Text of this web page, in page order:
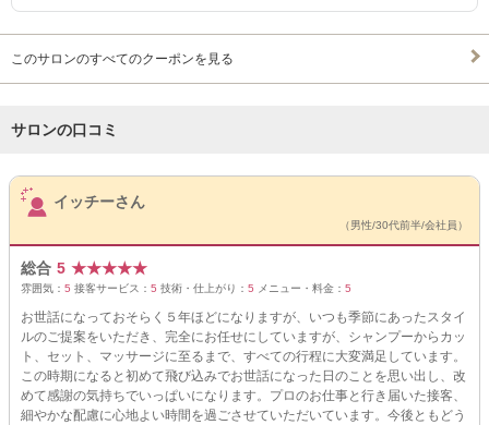
このサロンのすべてのクーポンを見る
サロンの口コミ
サロンPick Up
イッチーさん
（男性/30代前半/会社員）
総合 5 ★★★★★
雰囲気： 5 接客サービス： 5 技術・仕上がり： 5 メニュー・料金： 5
お世話になっておそらく５年ほどになりますが、いつも季節にあったスタイ
ルのご提案をいただき、完全にお任せにしていますが、シャンプーからカッ
ト、セット、マッサージに至るまで、すべての行程に大変満足しています。
この時期になると初めて飛び込みでお世話になった日のことを思い出し、改
めて感謝の気持ちでいっぱいになります。プロのお仕事と行き届いた接客、
細やかな配慮に心地よい時間を過ごさせていただいています。今後ともどう